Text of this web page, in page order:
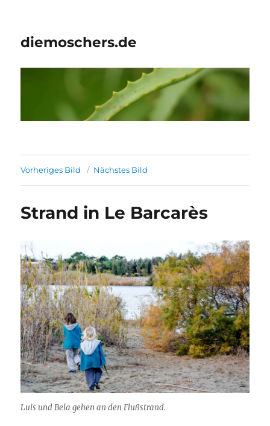
diemoschers.de
Vorheriges Bild Nächstes Bild
Strand in Le Barcarès
Luis und Bela gehen an den Flußstrand.